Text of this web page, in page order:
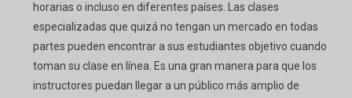
horarias o incluso en diferentes países. Las clases
especializadas que quizá no tengan un mercado en todas
partes pueden encontrar a sus estudiantes objetivo cuando
toman su clase en línea. Es una gran manera para que los
instructores puedan llegar a un público más amplio de